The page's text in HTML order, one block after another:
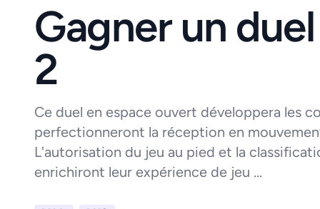
Gagner un
2
Ce duel en espace ouvert développera les
perfectionneront la réception en
L'autorisation du jeu au pied et la
enrichiront leur expérience de jeu ...